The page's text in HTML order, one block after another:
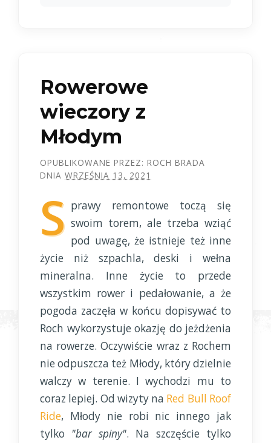
Rowerowe
wieczory z
Młodym
OPUBLIKOWANE PRZEZ: ROCH BRADA
DNIA WRZEŚNIA 13, 2021
S prawy remontowe toczą się
swoim torem, ale trzeba wziąć
pod uwagę, że istnieje też inne
życie niż szpachla, deski i wełna
mineralna. Inne życie to przede
wszystkim rower i pedałowanie, a że
pogoda zaczęła w końcu dopisywać to
Roch wykorzystuje okazję do jeżdżenia
na rowerze. Oczywiście wraz z Rochem
nie odpuszcza też Młody, który dzielnie
walczy w terenie. I wychodzi mu to
coraz lepiej. Od wizyty na Red Bull Roof
Ride, Młody nie robi nic innego jak
tylko "bar spiny". Na szczęście tylko